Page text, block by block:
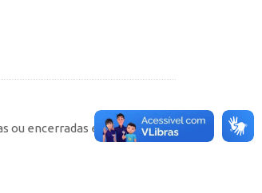
ou encerradas em cada